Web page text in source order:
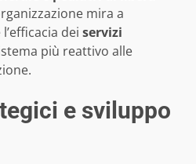
mira a
dei servizi
più reattivo alle
e sviluppo